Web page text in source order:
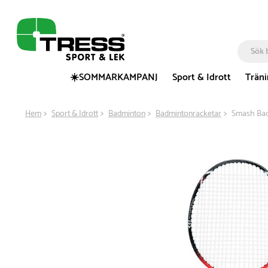
☀️SOMMARKAMPANJ
Sport & Idrott
Hem Sport & Idrott Badminton Badmintonracketar Smash